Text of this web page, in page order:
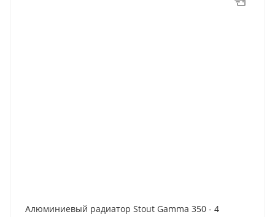
Алюминиевый радиатор Stout Gamma 350 - 4